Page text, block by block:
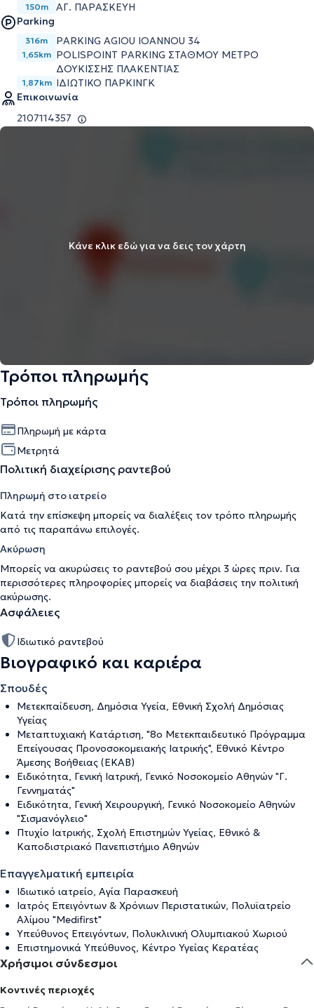
150m
ΑΓ. ΠΑΡΑΣΚΕΥΗ
Parking
316m PARKING AGIOU IOANNOU 34
1,65km POLISPOINT PARKING ΣΤΑΘΜΟΥ ΜΕΤΡΟ
ΔΟΥΚΙΣΣΗΣ ΠΛΑΚΕΝΤΙΑΣ
1,87km ΙΔΙΩΤΙΚΟ ΠΑΡΚΙΝΓΚ
Επικοινωνία
2107114357
Κάνε κλικ εδώ για να δεις τον χάρτη
Τρόποι πληρωμής
Τρόποι πληρωμής
Πληρωμή με κάρτα
Μετρητά
Πολιτική διαχείρισης ραντεβού
Πληρωμή στο ιατρείο
Κατά την επίσκεψη μπορείς να διαλέξεις τον τρόπο πληρωμής
από τις παραπάνω επιλογές.
Ακύρωση
Μπορείς να ακυρώσεις το ραντεβού σου μέχρι 3 ώρες πριν. Για
περισσότερες πληροφορίες μπορείς να διαβάσεις την πολιτική
ακύρωσης.
Ασφάλειες
Ιδιωτικό ραντεβού
Βιογραφικό και καριέρα
Σπουδές
Μετεκπαίδευση, Δημόσια Υγεία, Εθνική Σχολή Δημόσιας
Υγείας
Μεταπτυχιακή Κατάρτιση, "8ο Μετεκπαιδευτικό Πρόγραμμα
Επείγουσας Προνοσοκομειακής Ιατρικής", Εθνικό Κέντρο
Άμεσης Βοήθειας (EKAB)
Ειδικότητα, Γενική Ιατρική, Γενικό Νοσοκομείο Αθηνών "Γ.
Γεννηματάς"
Ειδικότητα, Γενική Χειρουργική, Γενικό Νοσοκομείο Αθηνών
"Σισμανόγλειο"
Πτυχίο Ιατρικής, Σχολή Επιστημών Υγείας, Εθνικό &
Καποδιστριακό Πανεπιστήμιο Αθηνών
Επαγγελματική εμπειρία
Ιδιωτικό ιατρείο, Αγία Παρασκευή
Ιατρός Επειγόντων & Χρόνιων Περιστατικών, Πολυϊατρείο
Αλίμου "Medifirst"
Υπεύθυνος Επειγόντων, Πολυκλινική Ολυμπιακού Χωριού
Επιστημονικά Υπεύθυνος, Κέντρο Υγείας Κερατέας
Χρήσιμοι σύνδεσμοι
Κοντινές περιοχές